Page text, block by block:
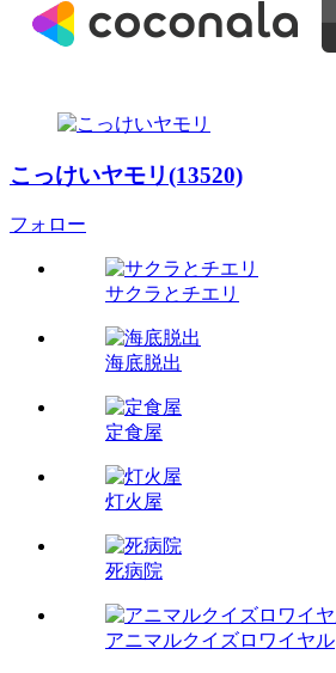
こっけいヤモリ(13520)
フォロー
サクラとチエリ
海底脱出
定食屋
灯火屋
死病院
アニマルクイズロワイヤル